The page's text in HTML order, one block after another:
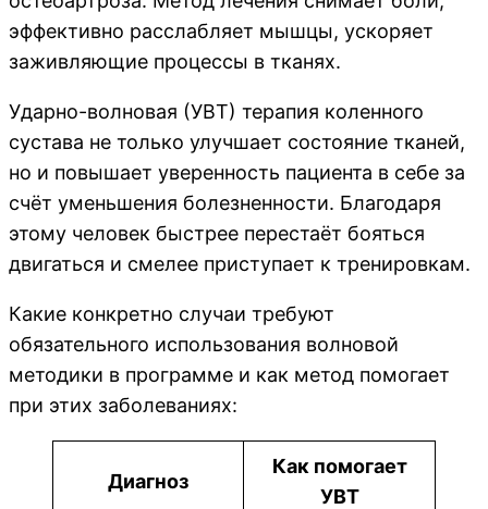
эффективно расслабляет мышцы, ускоряет
заживляющие процессы в тканях.
Ударно-волновая (УВТ) терапия коленного
сустава не только улучшает состояние тканей,
но и повышает уверенность пациента в себе за
счёт уменьшения болезненности. Благодаря
этому человек быстрее перестаёт бояться
двигаться и смелее приступает к тренировкам.
Какие конкретно случаи требуют
обязательного использования волновой
методики в программе и как метод помогает
при этих заболеваниях:
Диагноз
Как помогает
УВТ